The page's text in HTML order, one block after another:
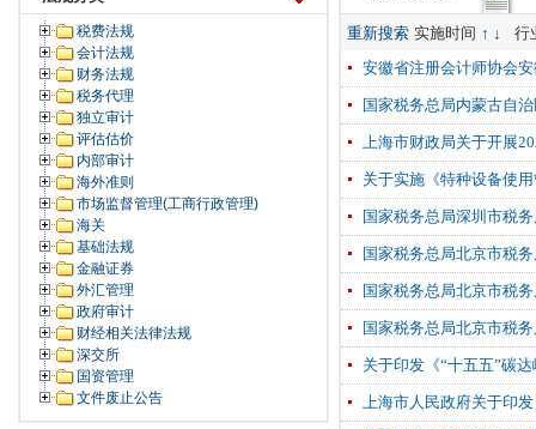
税费法规
会计法规
财务法规
税务代理
独立审计
评估估价
内部审计
海外准则
市场监督管理(工商行政管理)
海关
基础法规
金融证券
外汇管理
政府审计
财经相关法律法规
深交所
国资管理
文件废止公告
重新搜索 实施时间 ↑ ↓
行
安徽省注册会计师协会
国家税务总局内蒙古自
上海市财政局关于开展
关于实施《特种设备使
国家税务总局深圳市税
国家税务总局北京市税
国家税务总局北京市税
国家税务总局北京市税
关于印发《“十五五”碳
上海市人民政府关于印